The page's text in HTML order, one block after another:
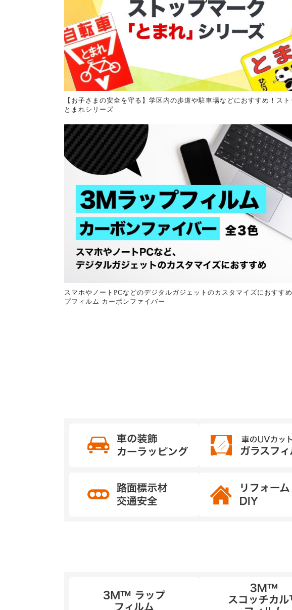
お買い
【お子さまの安全を守る】学区内の歩道や駐車場などにおすすめ！スト
とまれシリーズ
スマホやノートPCなどのデジタルガジェットのカスタマイズにおすす
プフィルム カーボンファイバー